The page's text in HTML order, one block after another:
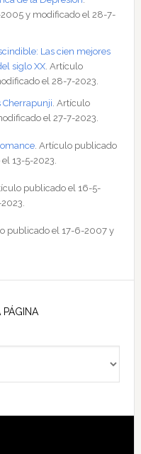
y modificado el 28-7-
Las cien mejores
siglo XX. Artículo
el 28-7-2023.
Cherrapunji . Artículo
el 27-7-2023.
. Artículo publicado
13-5-2023.
publicado el 16-5-
publicado el 17-6-2007 y
PÁGINA